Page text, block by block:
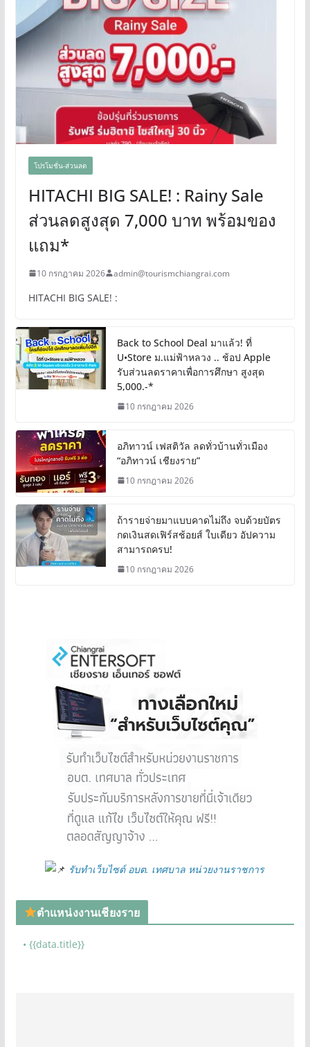
โปรโมชั่น-ส่วนลด
HITACHI BIG SALE! : Rainy Sale
ส่วนลดสูงสุด 7,000 บาท พร้อมของ
แถม*
10 กรกฎาคม 2026 admin@tourismchiangrai.com
HITACHI BIG SALE! :
Back to School Deal มาแล้ว! ที่
U•Store ม.แม่ฟ้าหลวง .. ช้อป Apple
รับส่วนลดราคาเพื่อการศึกษา สูงสุด
5,000.-*
10 กรกฎาคม 2026
อภิทาวน์ เฟสติวัล ลดทั่วบ้านทั่วเมือง
“อภิทาวน์ เชียงราย”
10 กรกฎาคม 2026
ถ้ารายจ่ายมาแบบคาดไม่ถึง จบด้วยบัตร
กดเงินสดเฟิร์สช้อยส์ ใบเดียว อัปความ
สามารถครบ!
10 กรกฎาคม 2026
รับทำเว็บไซต์ อบต. เทศบาล หน่วยงานราชการ
ตำแหน่งงานเชียงราย
• {{data.title}}